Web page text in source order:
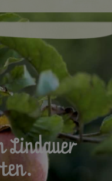
Lindauer